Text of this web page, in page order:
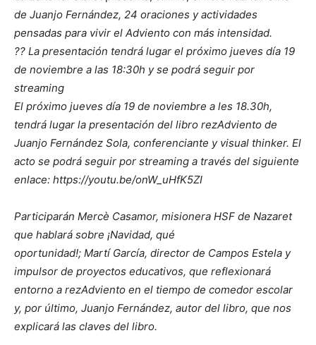
de Juanjo Fernández, 24 oraciones y actividades
pensadas para vivir el Adviento con más intensidad.
?? La presentación tendrá lugar el próximo jueves día 19
de noviembre a las 18:30h y se podrá seguir por
streaming
El próximo jueves día 19 de noviembre a les 18.30h,
tendrá lugar la presentación del libro rezAdviento de
Juanjo Fernández Sola, conferenciante y visual thinker. El
acto se podrá seguir por streaming a través del siguiente
enlace: https://youtu.be/onW_uHfK5ZI
Participarán Mercè Casamor, misionera HSF de Nazaret
que hablará sobre ¡Navidad, qué
oportunidad!; Martí García, director de Campos Estela y
impulsor de proyectos educativos, que reflexionará
entorno a rezAdviento en el tiempo de comedor escolar
y, por último, Juanjo Fernández, autor del libro, que nos
explicará las claves del libro.